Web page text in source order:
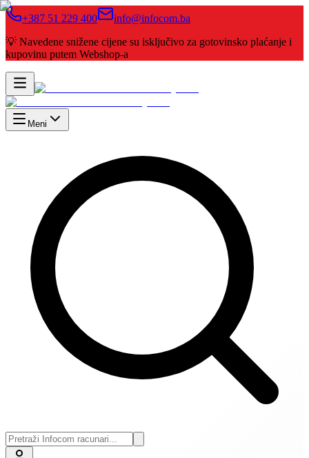
+387 51 229 400
info@infocom.ba
💡 Navedene snižene cijene su isključivo za gotovinsko plaćanje i
kupovinu putem Webshop-a
Meni